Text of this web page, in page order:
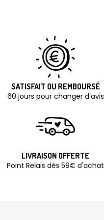
SATISFAIT OU REMBOURSÉ
60 jours pour changer d'avis
LIVRAISON OFFERTE
Point Relais dès 59€ d'achat